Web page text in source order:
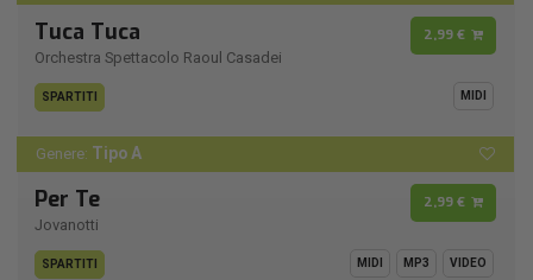
Tuca Tuca
Orchestra Spettacolo Raoul Casadei
2,99 €
SPARTITI MIDI
Genere: Tipo A
Per Te
Jovanotti
2,99 €
SPARTITI MIDI MP3 VIDEO